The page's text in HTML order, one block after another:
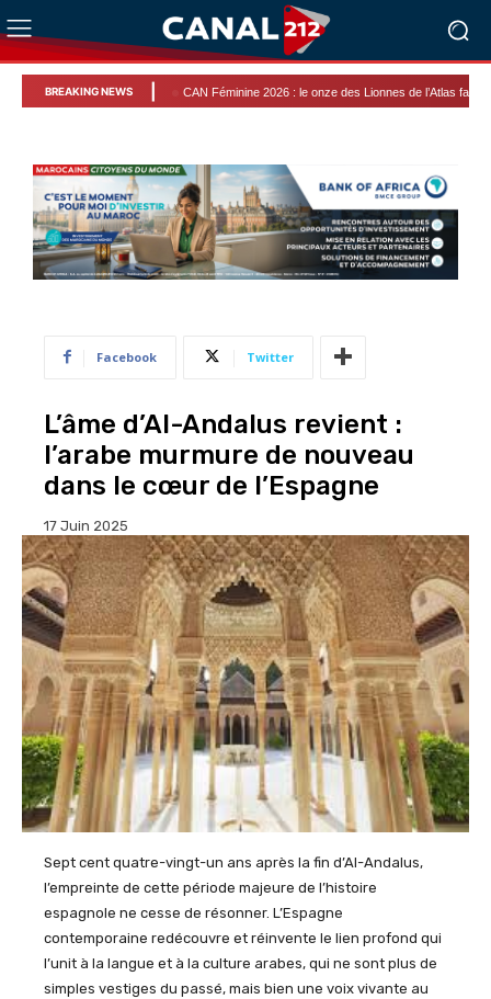
BREAKING NEWSCAN Féminine 2026 : le onze des Lionnes de l’Atlas face à l’Afrique du
Facebook Twitter
L’âme d’Al-Andalus revient :
l’arabe murmure de nouveau
dans le cœur de l’Espagne
17 Juin 2025
Sept cent quatre-vingt-un ans après la fin d’Al-Andalus,
l’empreinte de cette période majeure de l’histoire
espagnole ne cesse de résonner. L’Espagne
contemporaine redécouvre et réinvente le lien profond qui
l’unit à la langue et à la culture arabes, qui ne sont plus de
simples vestiges du passé, mais bien une voix vivante au